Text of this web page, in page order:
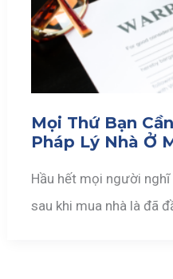
Mọi Thứ Bạn
Pháp Lý Nhà Ở
Hầu hết mọi người
sau khi mua nhà là đã